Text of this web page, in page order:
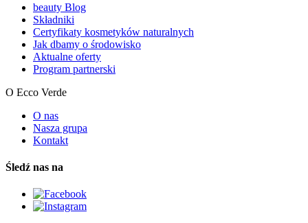
beauty Blog
Składniki
Certyfikaty kosmetyków naturalnych
Jak dbamy o środowisko
Aktualne oferty
Program partnerski
O Ecco Verde
O nas
Nasza grupa
Kontakt
Śledź nas na